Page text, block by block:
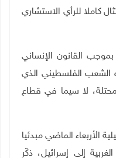
كاملا للرأي الاستشاري
بموجب القانون الإنساني
الشعب الفلسطيني الذي
لا سيما في قطاع
الأربعاء الماضي مبدئيا
إلى إسرائيل، ذكّر